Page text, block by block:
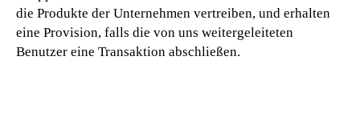
die Produkte der Unternehmen vertreiben, und erhalten
eine Provision, falls die von uns weitergeleiteten
Benutzer eine Transaktion abschließen.